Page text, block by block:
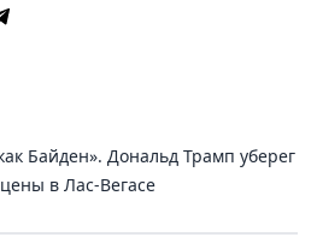
Байден». Дональд Трамп уберег
в Лас-Вегасе